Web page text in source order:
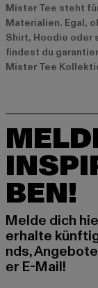
Mister Tee steht
Materialien. Egal,
Shirt, Hoodie oder
findest du
Mister Tee
BEN!
Melde dich
erhalte
nds,
er E-Mail!